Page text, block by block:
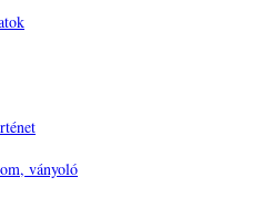
ványoló